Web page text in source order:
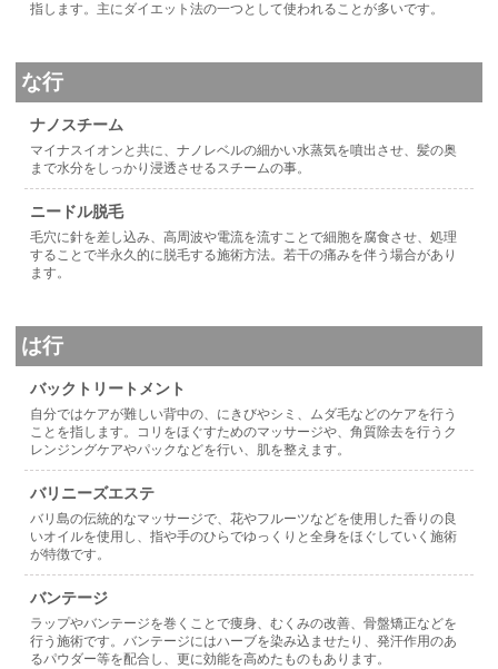
指します。主にダイエット法の一つとして使われることが多いです。
な行
ナノスチーム
マイナスイオンと共に、ナノレベルの細かい水蒸気を噴出させ、髪の奥
まで水分をしっかり浸透させるスチームの事。
ニードル脱毛
毛穴に針を差し込み、高周波や電流を流すことで細胞を腐食させ、処理
することで半永久的に脱毛する施術方法。若干の痛みを伴う場合があり
ます。
は行
バックトリートメント
自分ではケアが難しい背中の、にきびやシミ、ムダ毛などのケアを行う
ことを指します。コリをほぐすためのマッサージや、角質除去を行うク
レンジングケアやパックなどを行い、肌を整えます。
バリニーズエステ
バリ島の伝統的なマッサージで、花やフルーツなどを使用した香りの良
いオイルを使用し、指や手のひらでゆっくりと全身をほぐしていく施術
が特徴です。
バンテージ
ラップやバンテージを巻くことで痩身、むくみの改善、骨盤矯正などを
行う施術です。バンテージにはハーブを染み込ませたり、発汗作用のあ
るパウダー等を配合し、更に効能を高めたものもあります。